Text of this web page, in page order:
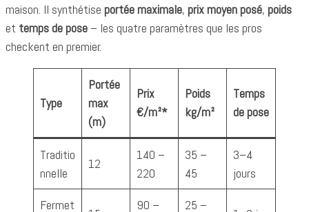
maison. Il synthétise portée maximale, prix moyen posé, poids
et temps de pose – les quatre paramètres que les pros
checkent en premier.
Type
Portée
max
(m)
Prix
€/m²*
Poids
kg/m²
Temps
de pose
Traditio
nnelle
12
140 –
220
35 –
45
3–4
jours
Fermet
90 –
25 –